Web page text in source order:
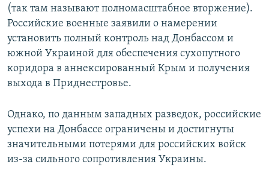
(так там называют полномасштабное вторжение).
Российские военные заявили о намерении
установить полный контроль над Донбассом и
южной Украиной для обеспечения сухопутного
коридора в аннексированный Крым и получения
выхода в Приднестровье.
Однако, по данным западных разведок, российские
успехи на Донбассе ограничены и достигнуты
значительными потерями для российских войск
из-за сильного сопротивления Украины.